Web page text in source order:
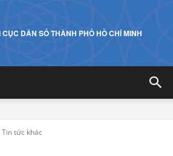
CỤC DÂN SỐ THÀNH PHỐ HỒ CHÍ MINH
Tin tức khác